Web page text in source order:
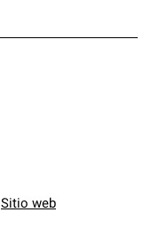
Sitio web